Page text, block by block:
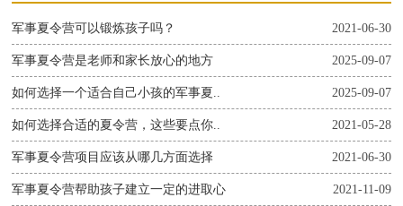
2021-06-30
军事夏令营可以锻炼孩子吗？
2025-09-07
军事夏令营是老师和家长放心的地方
2025-09-07
如何选择一个适合自己小孩的军事夏..
2021-05-28
如何选择合适的夏令营，这些要点你..
2021-06-30
军事夏令营项目应该从哪几方面选择
2021-11-09
军事夏令营帮助孩子建立一定的进取心